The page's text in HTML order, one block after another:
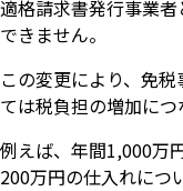
適格請求書発行事業
できません。
この変更により、免
ては税負担の増加につ
例えば、年間1,000万
200万円の仕入れにつ